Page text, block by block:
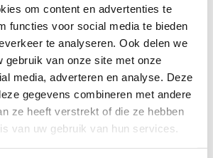
om content en advertenties te
functies voor social media te bieden
te analyseren. Ook delen we
gebruik van onze site met onze
media, adverteren en analyse. Deze
gegevens combineren met andere
ze heeft verstrekt of die ze hebben
van uw gebruik van hun services.
Lees verder
voor een stompe deur?
stompe deurzijn eenvoudig te bepalen
nauwkeurig op te meten of de
kozijn op te meten. Meet de deur op 3
en de hoogte aan de linker en